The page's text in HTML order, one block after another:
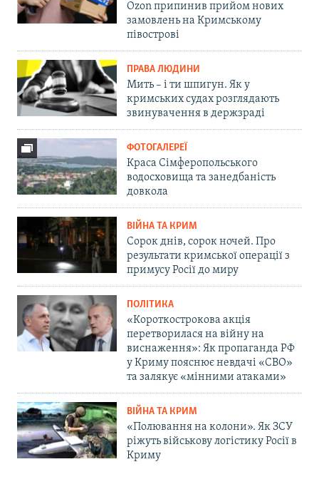
Ozon припинив прийом нових
замовлень на Кримському
півострові
ПРАВА ЛЮДИНИ
Мить – і ти шпигун. Як у
кримських судах розглядають
звинувачення в держзраді
ФОТОГАЛЕРЕЇ
Краса Сімферопольського
водосховища та занедбаність
довкола
ВІЙНА ТА КРИМ
Сорок днів, сорок ночей. Про
результати кримської операції з
примусу Росії до миру
ПОЛІТИКА
«Короткострокова акція
перетворилася на війну на
виснаження»: Як пропаганда РФ
у Криму пояснює невдачі «СВО»
та залякує «мінними атаками»
ВІЙНА ТА КРИМ
«Полювання на колони». Як ЗСУ
ріжуть військову логістику Росії в
Криму